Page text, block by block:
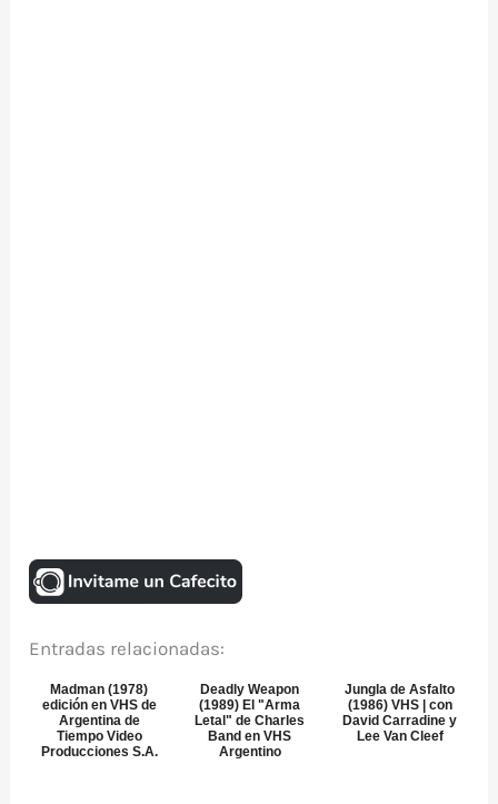
Entradas relacionadas:
Madman (1978)
edición en VHS de
Argentina de
Tiempo Video
Producciones S.A.
Deadly Weapon
(1989) El "Arma
Letal" de Charles
Band en VHS
Argentino
Jungla de Asfalto
(1986) VHS | con
David Carradine y
Lee Van Cleef